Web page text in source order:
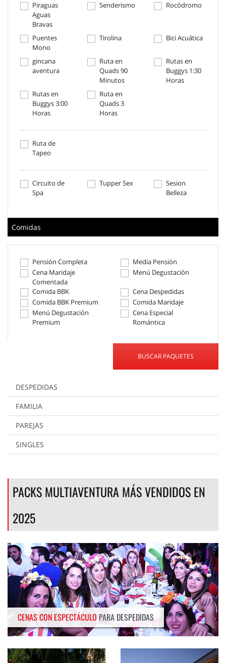
Piraguas
Aguas
Bravas
Senderismo Rocódromo
Puentes
Mono
Tirolina Bici Acuática
gincana
aventura
Ruta en
Quads 90
Minutos
Rutas en
Buggys 1:30
Horas
Rutas en
Buggys 3:00
Horas
Ruta en
Quads 3
Horas
Ruta de
Tapeo
Circuito de
Spa
Tupper Sex
Sesion
Belleza
Comidas
Pensión Completa
Media Pensión
Cena Maridaje
Comentada
Menú Degustación
Comida BBK
Cena Despedidas
Comida BBK Premium
Comida Maridaje
Menú Degustación
Premium
Cena Especial
Romántica
BUSCAR PAQUETES
DESPEDIDAS
FAMILIA
PAREJAS
SINGLES
PACKS MULTIAVENTURA MÁS VENDIDOS EN
2025
CENAS CON ESPECTÁCULO PARA DESPEDIDAS